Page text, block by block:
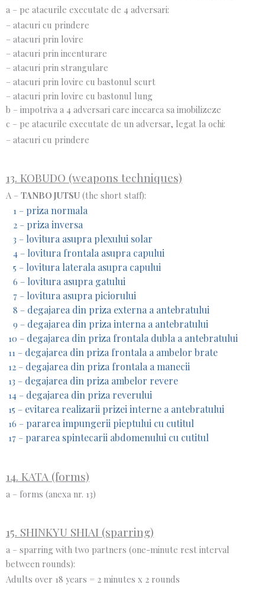
a – pe atacurile executate de 4 adversari:
– atacuri cu prindere
– atacuri prin lovire
– atacuri prin incenturare
– atacuri prin strangulare
– atacuri prin lovire cu bastonul scurt
– atacuri prin lovire cu bastonul lung
b – impotriva a 4 adversari care incearca sa imobilizeze
c – pe atacurile executate de un adversar, legat la ochi:
– atacuri cu prindere
13. KOBUDO (weapons techniques)
A – TANBO JUTSU (the short staff):
1 – priza normala
2 – priza inversa
3 – lovitura asupra plexului solar
4 – lovitura frontala asupra capului
5 – lovitura laterala asupra capului
6 – lovitura asupra gatului
7 – lovitura asupra piciorului
8 – degajarea din priza externa a antebratului
9 – degajarea din priza interna a antebratului
10 – degajarea din priza frontala dubla a antebratului
11 – degajarea din priza frontala a ambelor brate
12 – degajarea din priza frontala a manecii
13 – degajarea din priza ambelor revere
14 – degajarea din priza reverului
15 – evitarea realizarii prizei interne a antebratului
16 – pararea impungerii pieptului cu cutitul
17 – pararea spintecarii abdomenului cu cutitul
14. KATA (forms)
a – forms (anexa nr. 13)
15. SHINKYU SHIAI (sparring)
a – sparring with two partners (one-minute rest interval
between rounds):
Adults over 18 years = 2 minutes x 2 rounds